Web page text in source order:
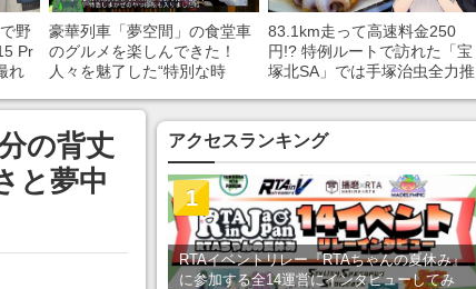
野
Pr
れ
豪華列車「夢空間」の食堂車
のグルメを楽しんできた！
人々を魅了した“特別な時
あ」「行ってみたい」の声
83.1km走って高速料金250
円!? 特例ルートで訪れた「宝
塚北SA」では手塚治虫全力推
の背丈
と夢中
アクセスランキング
RTAイベントリレー『RTAちゃんの夏休み』
に参加する全14運営にインタビューしてみ
1